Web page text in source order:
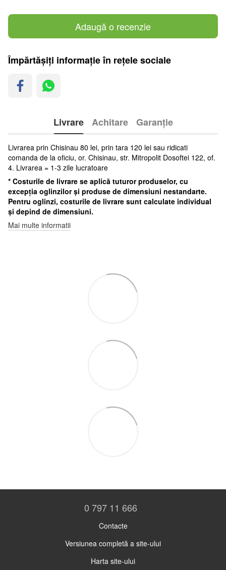
Adaugă o recenzie
Împărtășiți informație în rețele sociale
Livrare Achitare Garanție
Livrarea prin Chisinau 80 lei, prin tara 120 lei sau ridicati
comanda de la oficiu, or. Chisinau, str. Mitropolit Dosoftei 122, of.
4. Livrarea = 1-3 zile lucratoare
* Costurile de livrare se aplică tuturor produselor, cu
excepția oglinzilor și produse de dimensiuni nestandarte.
Pentru oglinzi, costurile de livrare sunt calculate individual
și depind de dimensiuni.
Mai multe informatii
0 797 11 666
Contacte
Versiunea completă a site-ului
Harta site-ului